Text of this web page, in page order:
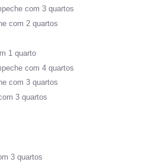
com 3 quartos
com 2 quartos
1 quarto
com 4 quartos
com 3 quartos
3 quartos
3 quartos